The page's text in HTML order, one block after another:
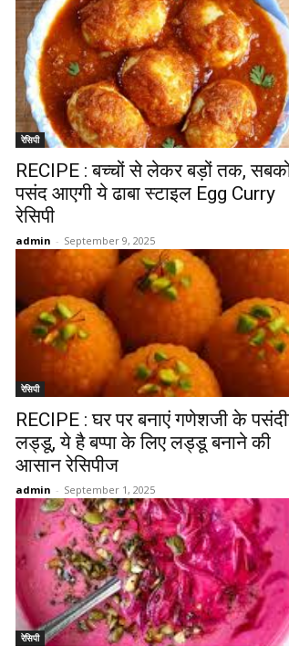
रेसिपी
RECIPE : बच्चों से लेकर बड़ों तक,
पसंद आएगी ये ढाबा स्टाइल Egg Curry
रेसिपी
admin - September 9, 2025
रेसिपी
RECIPE : घर पर बनाएं गणेशजी के
लड्डू, ये है बप्पा के लिए लड्डू बनाने की
आसान रेसिपीज
admin - September 1, 2025
रेसिपी